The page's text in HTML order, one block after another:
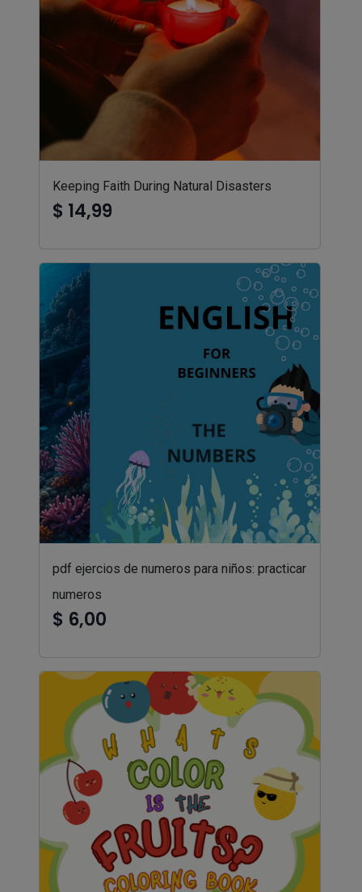
Keeping Faith During Natural Disasters
$ 14,99
pdf ejercios de numeros para niños: practicar
numeros
$ 6,00